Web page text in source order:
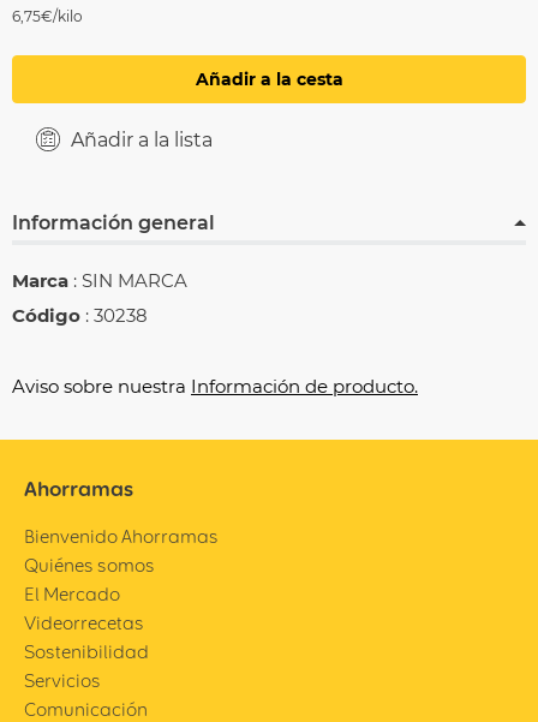
6,75€/kilo
Añadir a la cesta
Añadir a la lista
Información general
Marca : SIN MARCA
Código : 30238
Aviso sobre nuestra Información de producto.
Ahorramas
Bienvenido Ahorramas
Quiénes somos
El Mercado
Videorrecetas
Sostenibilidad
Servicios
Comunicación